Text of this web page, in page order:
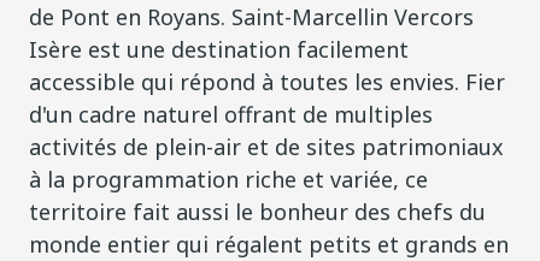
de Pont en Royans. Saint-Marcellin Vercors
Isère est une destination facilement
accessible qui répond à toutes les envies. Fier
d'un cadre naturel offrant de multiples
activités de plein-air et de sites patrimoniaux
à la programmation riche et variée, ce
territoire fait aussi le bonheur des chefs du
monde entier qui régalent petits et grands en